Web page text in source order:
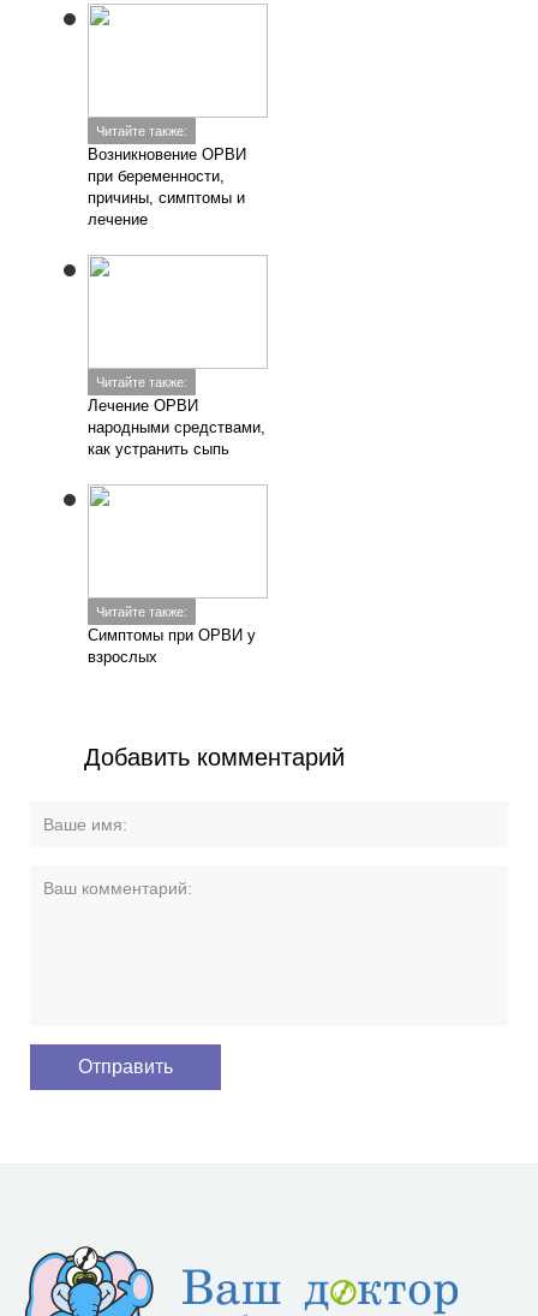
Читайте также:
Возникновение ОРВИ
при беременности,
причины, симптомы и
лечение
Читайте также:
Лечение ОРВИ
народными средствами,
как устранить сыпь
Читайте также:
Симптомы при ОРВИ у
взрослых
Добавить комментарий